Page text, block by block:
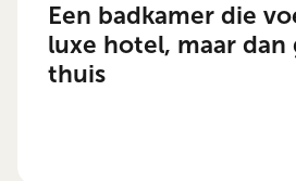
Een badkamer die
luxe hotel, maar dan
thuis